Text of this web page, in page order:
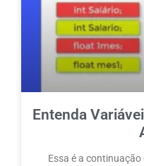
Entenda
Essa é a